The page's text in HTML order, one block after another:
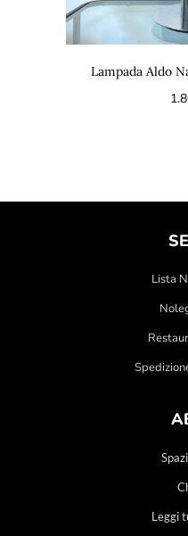
Lampada Aldo
Lista
Leggi